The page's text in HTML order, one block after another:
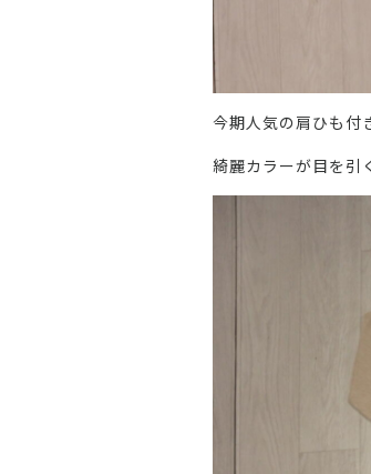
今期人気の肩ひも付
綺麗カラーが目を